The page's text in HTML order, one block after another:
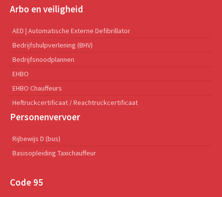
Arbo en veiligheid
AED | Automatische Externe Defibrillator
Bedrijfshulpverlening (BHV)
Bedrijfsnoodplannen
EHBO
EHBO Chauffeurs
Heftruckcertificaat / Reachtruckcertificaat
Personenvervoer
Rijbewijs D (bus)
Basisopleiding Taxichauffeur
Code 95